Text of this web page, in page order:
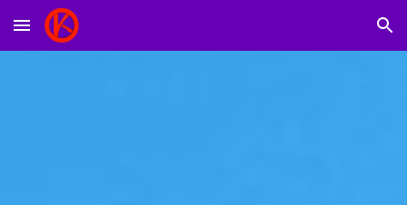
Skip to main content Skip to navigation